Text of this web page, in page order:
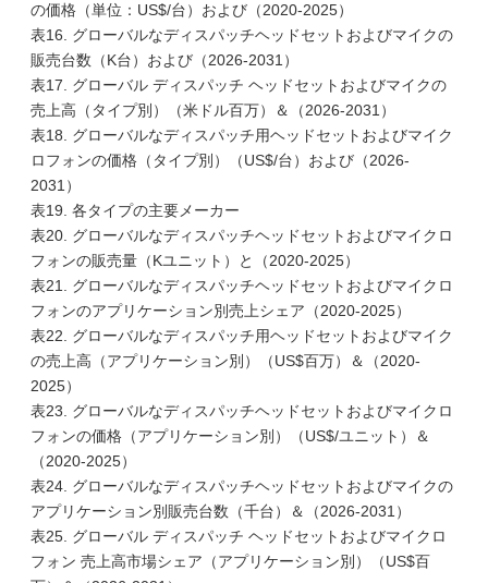
の価格（単位：US$/台）および（2020-2025）
表16. グローバルなディスパッチヘッドセットおよびマイクの
販売台数（K台）および（2026-2031）
表17. グローバル ディスパッチ ヘッドセットおよびマイクの
売上高（タイプ別）（米ドル百万）＆（2026-2031）
表18. グローバルなディスパッチ用ヘッドセットおよびマイク
ロフォンの価格（タイプ別）（US$/台）および（2026-
2031）
表19. 各タイプの主要メーカー
表20. グローバルなディスパッチヘッドセットおよびマイクロ
フォンの販売量（Kユニット）と（2020-2025）
表21. グローバルなディスパッチヘッドセットおよびマイクロ
フォンのアプリケーション別売上シェア（2020-2025）
表22. グローバルなディスパッチ用ヘッドセットおよびマイク
の売上高（アプリケーション別）（US$百万）＆（2020-
2025）
表23. グローバルなディスパッチヘッドセットおよびマイクロ
フォンの価格（アプリケーション別）（US$/ユニット）＆
（2020-2025）
表24. グローバルなディスパッチヘッドセットおよびマイクの
アプリケーション別販売台数（千台）＆（2026-2031）
表25. グローバル ディスパッチ ヘッドセットおよびマイクロ
フォン 売上高市場シェア（アプリケーション別）（US$百